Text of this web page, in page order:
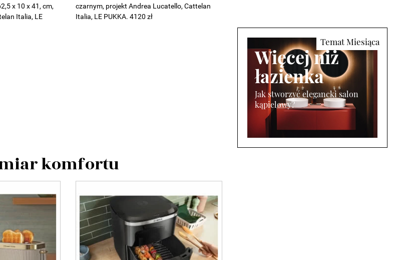
x 10 x 41, cm,
Italia, LE
czarnym, projekt Andrea Lucatello, Cattelan
Italia, LE PUKKA. 4120 zł
komfortu
Więcej niż
łazienka
Jak stworzyć elegancki salon
kąpielowy?